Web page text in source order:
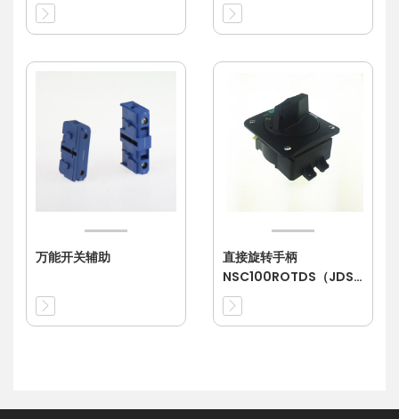
万能开关辅助
直接旋转手柄
NSC100ROTDS（JDS-
4）